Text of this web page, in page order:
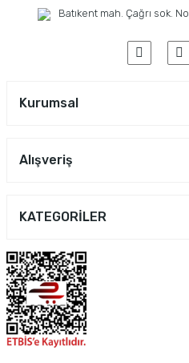
Batıkent mah. Çağrı sok.
Kurumsal
Alışveriş
KATEGORİLER